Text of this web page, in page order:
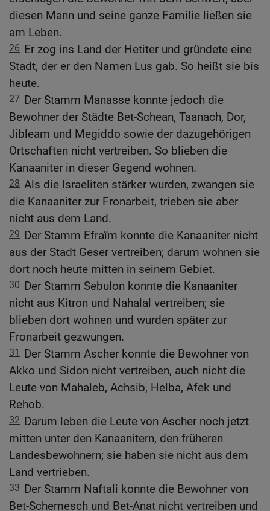
diesen Mann und seine ganze Familie ließen sie
am Leben.
26 Er zog ins Land der Hetiter und gründete eine
Stadt, der er den Namen Lus gab. So heißt sie bis
heute.
27 Der Stamm Manasse konnte jedoch die
Bewohner der Städte Bet-Schean, Taanach, Dor,
Jibleam und Megiddo sowie der dazugehörigen
Ortschaften nicht vertreiben. So blieben die
Kanaaniter in dieser Gegend wohnen.
28 Als die Israeliten stärker wurden, zwangen sie
die Kanaaniter zur Fronarbeit, trieben sie aber
nicht aus dem Land.
29 Der Stamm Efraïm konnte die Kanaaniter nicht
aus der Stadt Geser vertreiben; darum wohnen sie
dort noch heute mitten in seinem Gebiet.
30 Der Stamm Sebulon konnte die Kanaaniter
nicht aus Kitron und Nahalal vertreiben; sie
blieben dort wohnen und wurden später zur
Fronarbeit gezwungen.
31
Der Stamm Ascher konnte die Bewohner von
Akko und Sidon nicht vertreiben, auch nicht die
Leute von Mahaleb, Achsib, Helba, Afek und
Rehob.
32 Darum leben die Leute von Ascher noch jetzt
mitten unter den Kanaanitern, den früheren
Landesbewohnern; sie haben sie nicht aus dem
Land vertrieben.
33 Der Stamm Naftali konnte die Bewohner von
Bet-Schemesch und Bet-Anat nicht vertreiben und